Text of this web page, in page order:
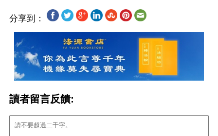
分享到：
讀者留言反饋: